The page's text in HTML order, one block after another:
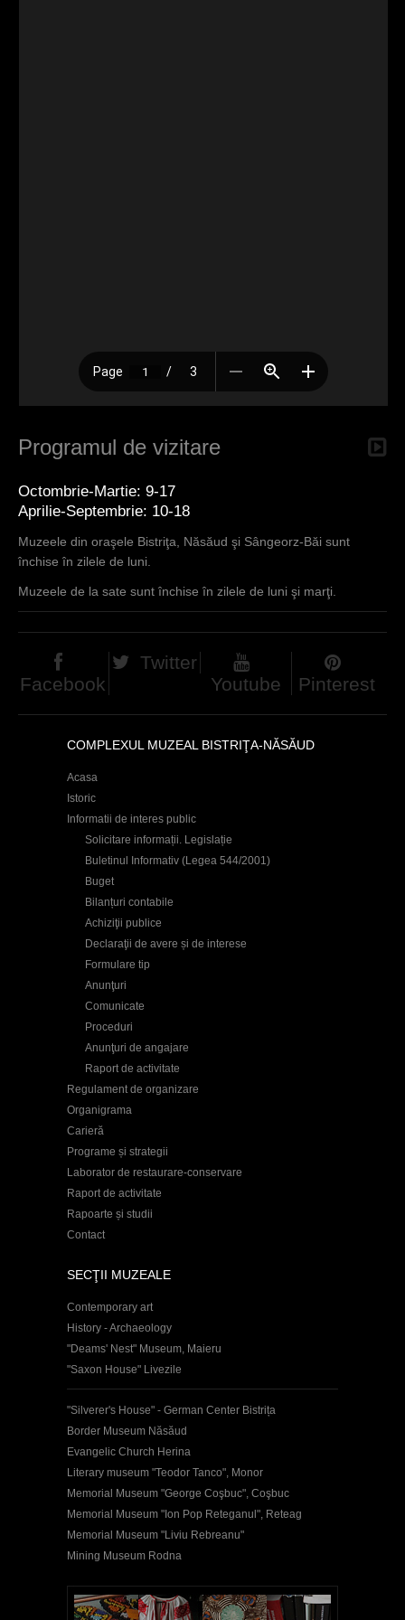
Programul de vizitare
Octombrie-Martie: 9-17
Aprilie-Septembrie: 10-18
Muzeele din oraşele Bistriţa, Năsăud şi Sângeorz-Băi sunt
închise în zilele de luni.
Muzeele de la sate sunt închise în zilele de luni şi marţi.
Facebook
Twitter
Youtube
Pinterest
COMPLEXUL MUZEAL BISTRIŢA-NĂSĂUD
Acasa
Istoric
Informatii de interes public
Solicitare informații. Legislație
Buletinul Informativ (Legea 544/2001)
Buget
Bilanțuri contabile
Achiziţii publice
Declaraţii de avere și de interese
Formulare tip
Anunţuri
Comunicate
Proceduri
Anunţuri de angajare
Raport de activitate
Regulament de organizare
Organigrama
Carieră
Programe și strategii
Laborator de restaurare-conservare
Raport de activitate
Rapoarte și studii
Contact
SECŢII MUZEALE
Contemporary art
History - Archaeology
"Deams' Nest" Museum, Maieru
"Saxon House" Livezile
"Silverer's House" - German Center Bistrița
Border Museum Năsăud
Evangelic Church Herina
Literary museum "Teodor Tanco", Monor
Memorial Museum "George Coşbuc", Coşbuc
Memorial Museum "Ion Pop Reteganul", Reteag
Memorial Museum "Liviu Rebreanu"
Mining Museum Rodna